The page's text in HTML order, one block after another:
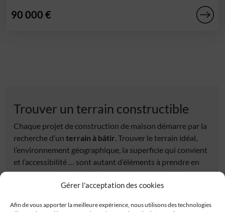
Gérer l'acceptation des cookies
Afin de vous apporter la meilleure expérience, nous utilisons des technologies
90 000 €
Trouver un terrain constructible
Chaque projet de construction de maison démarre par la
recherche d’un terrain à bâtir . Trouver le terrain idéal,
l’environnement géographique, la superficie qui convient
et l’accessibilité … sont autant d’éléments à prendre en
compte pour bien choisir celui qui correspondra à votre
maison neuve. Découvrez tous nos
fonciers. Tous les terrains à vendre proposés répondent